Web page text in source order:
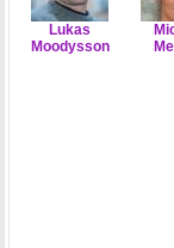
Lukas
Moodysson